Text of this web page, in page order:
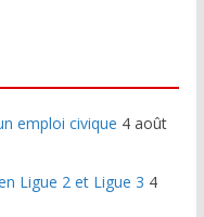
emploi civique 4 août
Ligue 2 et Ligue 3 4